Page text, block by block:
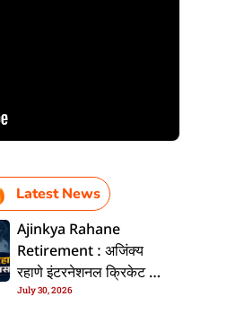
Latest News
Ajinkya Rahane
Retirement : अजिंक्य
रहाणे इंटरनेशनल क्रिकेट से
ललें संन्यास, सोशल मीडिया
July 30, 2026